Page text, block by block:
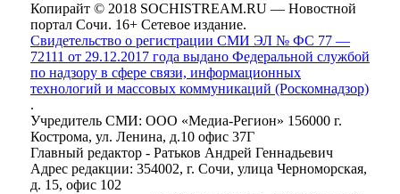
Копирайт © 2018 SOCHISTREAM.RU — Новостной
портал Сочи. 16+ Сетевое издание.
Свидетельство о регистрации СМИ ЭЛ № ФС 77 —
72111 от 29.12.2017 года выдано Федеральной службой
по надзору в сфере связи, информационных
технологий и массовых коммуникаций (Роскомнадзор)
.
Учредитель СМИ: ООО «Медиа-Регион» 156000 г.
Кострома, ул. Ленина, д.10 офис 37Г
Главный редактор - Ратьков Андрей Геннадьевич
Адрес редакции: 354002, г. Сочи, улица Черноморская,
д. 15, офис 102